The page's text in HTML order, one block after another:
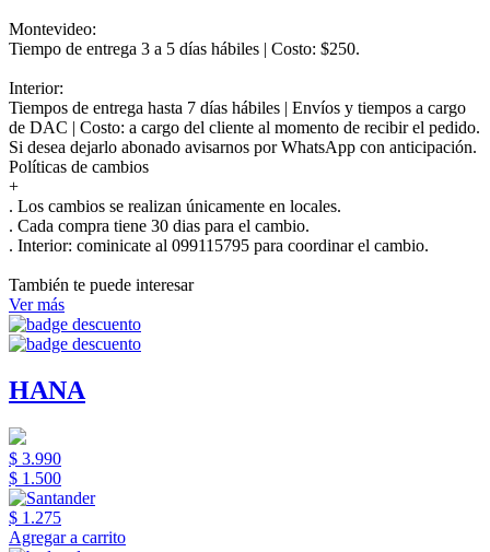
Montevideo:
Tiempo de entrega 3 a 5 días hábiles | Costo: $250.
Interior:
Tiempos de entrega hasta 7 días hábiles | Envíos y tiempos a cargo
de DAC | Costo: a cargo del cliente al momento de recibir el pedido.
Si desea dejarlo abonado avisarnos por WhatsApp con anticipación.
Políticas de cambios
+
. Los cambios se realizan únicamente en locales.
. Cada compra tiene 30 dias para el cambio.
. Interior: cominicate al 099115795 para coordinar el cambio.
También te puede interesar
Ver más
HANA
$ 3.990
$ 1.500
$ 1.275
Agregar a carrito